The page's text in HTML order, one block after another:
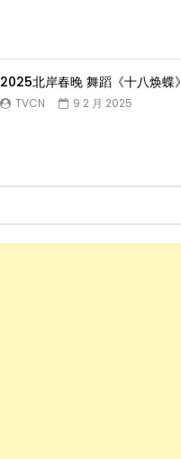
2025北岸春晚 舞蹈《十八焕蝶》
TVCN 9 2 月 2025